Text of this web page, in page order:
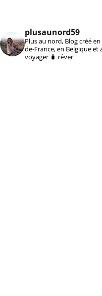
plusaunord59
Plus au nord, Blog créé
de-France, en Belgique
voyager 🧳 rêver